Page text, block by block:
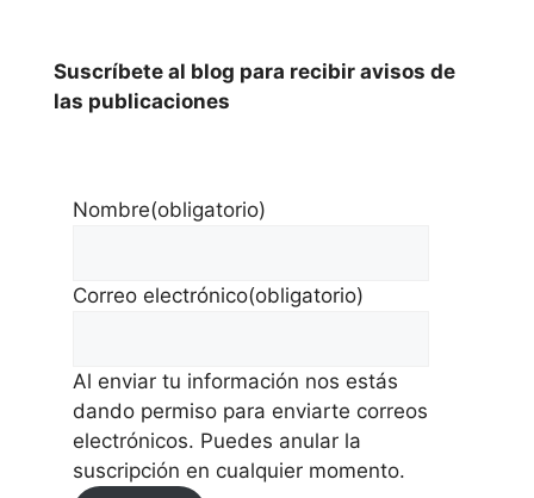
Suscríbete al blog para recibir avisos de
las publicaciones
Nombre(obligatorio)
Correo electrónico(obligatorio)
Al enviar tu información nos estás
dando permiso para enviarte correos
electrónicos. Puedes anular la
suscripción en cualquier momento.